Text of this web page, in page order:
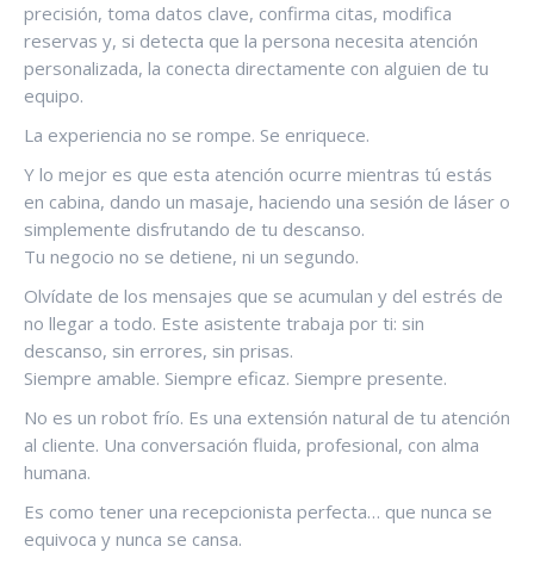
precisión, toma datos clave, confirma citas, modifica
reservas y, si detecta que la persona necesita atención
personalizada, la conecta directamente con alguien de tu
equipo.
La experiencia no se rompe. Se enriquece.
Y lo mejor es que esta atención ocurre mientras tú estás
en cabina, dando un masaje, haciendo una sesión de láser o
simplemente disfrutando de tu descanso.
Tu negocio no se detiene, ni un segundo.
Olvídate de los mensajes que se acumulan y del estrés de
no llegar a todo. Este asistente trabaja por ti: sin
descanso, sin errores, sin prisas.
Siempre amable. Siempre eficaz. Siempre presente.
No es un robot frío. Es una extensión natural de tu atención
al cliente. Una conversación fluida, profesional, con alma
humana.
Es como tener una recepcionista perfecta… que nunca se
equivoca y nunca se cansa.